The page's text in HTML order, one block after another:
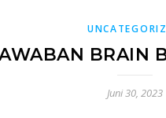
BRAIN
Juni 30, 2023